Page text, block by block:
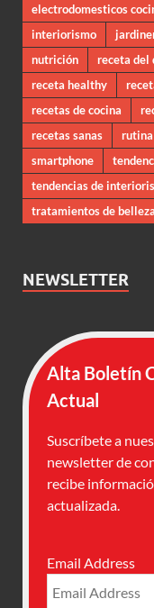
electrodomesticos
interiorismo
nutrición
receta del
receta healthy
recetas de cocina
recetas sanas
rutina
smartphone
tendencias de
tratamientos de belleza
NEWSLETTER
Alta Boletín
Actual
Suscríbete a
newsletter de
recibe
actualizada.
Email Address